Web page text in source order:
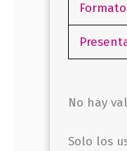
Formato
No hay
Solo los